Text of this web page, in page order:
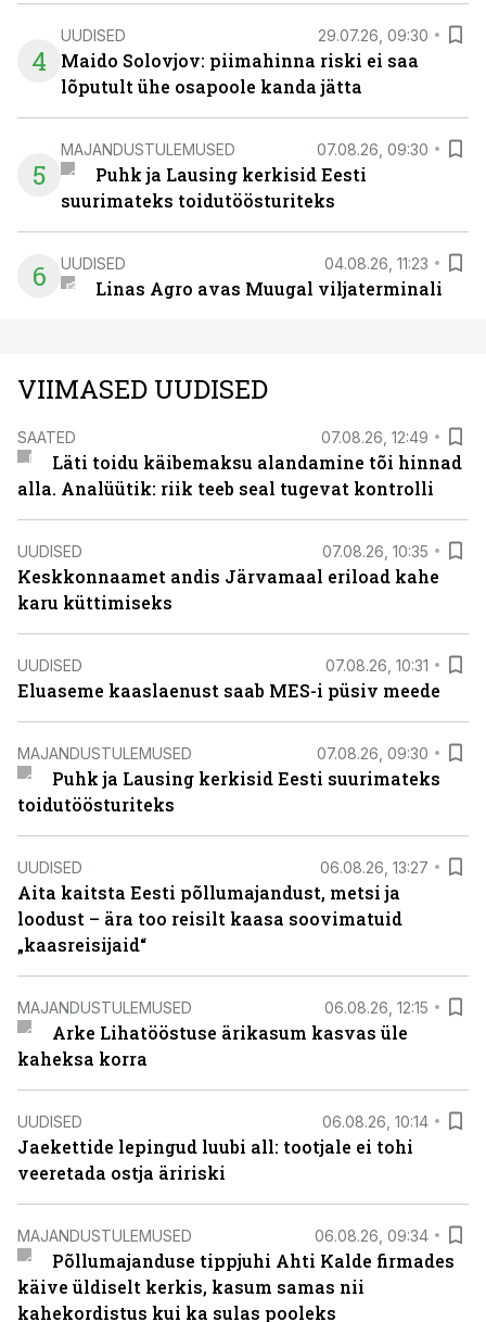
4
UUDISED 29.07.26, 09:30
Maido Solovjov: piimahinna riski ei saa
lõputult ühe osapoole kanda jätta
5
MAJANDUSTULEMUSED 07.08.26, 09:30
Puhk ja Lausing kerkisid Eesti
suurimateks toidutöösturiteks
6 UUDISED 04.08.26, 11:23
Linas Agro avas Muugal viljaterminali
VIIMASED UUDISED
SAATED 07.08.26, 12:49
Läti toidu käibemaksu alandamine tõi hinnad
alla. Analüütik: riik teeb seal tugevat kontrolli
UUDISED 07.08.26, 10:35
Keskkonnaamet andis Järvamaal eriload kahe
karu küttimiseks
UUDISED 07.08.26, 10:31
Eluaseme kaaslaenust saab MES-i püsiv meede
MAJANDUSTULEMUSED 07.08.26, 09:30
Puhk ja Lausing kerkisid Eesti suurimateks
toidutöösturiteks
UUDISED 06.08.26, 13:27
Aita kaitsta Eesti põllumajandust, metsi ja
loodust – ära too reisilt kaasa soovimatuid
„kaasreisijaid“
MAJANDUSTULEMUSED 06.08.26, 12:15
Arke Lihatööstuse ärikasum kasvas üle
kaheksa korra
UUDISED 06.08.26, 10:14
Jaekettide lepingud luubi all: tootjale ei tohi
veeretada ostja äririski
MAJANDUSTULEMUSED 06.08.26, 09:34
Põllumajanduse tippjuhi Ahti Kalde firmades
käive üldiselt kerkis, kasum samas nii
kahekordistus kui ka sulas pooleks